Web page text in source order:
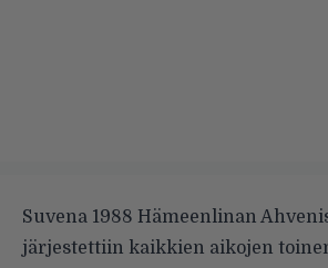
Suvena 1988 Hämeenlinan
järjestettiin kaikkien aikojen